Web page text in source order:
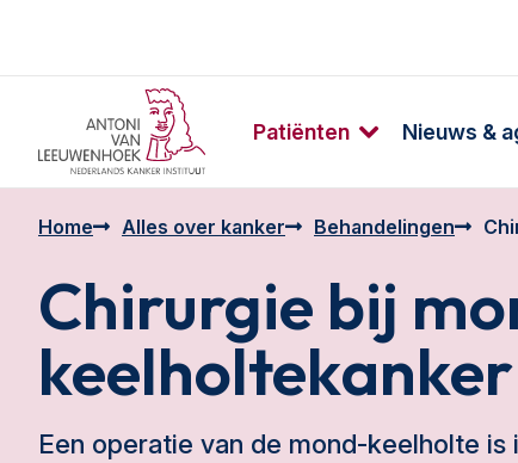
Patiënten Nieuws &
Chirurgie bij
keelholtekanker
Een operatie van de mond-keelholte is
Home Alles over kanker Behandelingen